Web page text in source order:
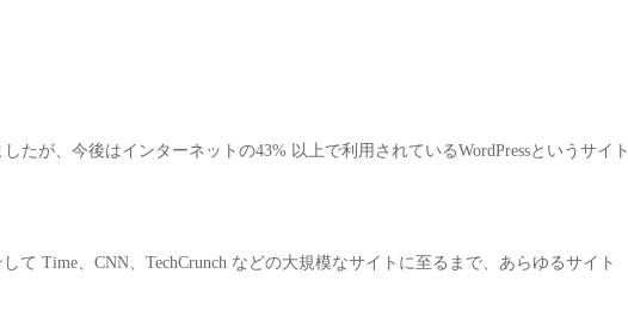
たが、今後はインターネットの43% 以上で利用されているWordPressというサイト
て Time、CNN、TechCrunch などの大規模なサイトに至るまで、あらゆるサイト